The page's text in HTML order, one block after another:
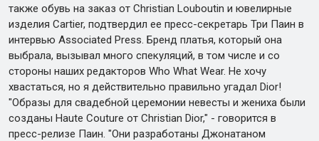
также обувь на заказ от Christian Louboutin и ювелирные
изделия Cartier, подтвердил ее пресс-секретарь Три Паин в
интервью Associated Press. Бренд платья, который она
выбрала, вызывал много спекуляций, в том числе и со
стороны наших редакторов Who What Wear. Не хочу
хвастаться, но я действительно правильно угадал Dior!
"Образы для свадебной церемонии невесты и жениха были
созданы Haute Couture от Christian Dior," - говорится в
пресс-релизе Паин. "Они разработаны Джонатаном